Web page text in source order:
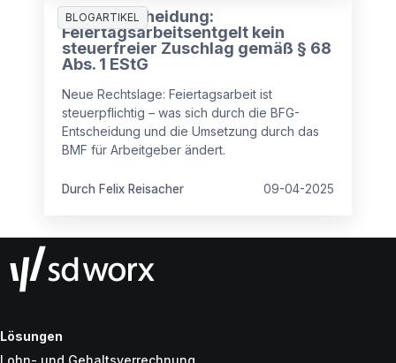
BLOGARTIKEL
BFG-Entscheidung:
Feiertagsarbeitsentgelt kein
steuerfreier Zuschlag gemäß § 68
Abs. 1 EStG
Neue Rechtslage: Feiertagsarbeit ist
steuerpflichtig – was sich durch die BFG-
Entscheidung und die Umsetzung durch das
BMF für Arbeitgeber ändert.
Durch Felix Reisacher 09-04-2025
Lösungen